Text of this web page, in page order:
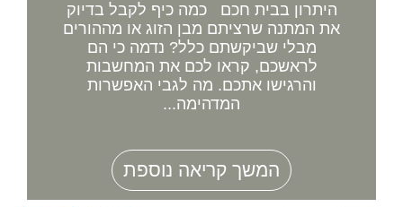
היתרון בבית חכם כמה כיף לקבל בדיוק
את המתנה שרציתם מבן הזוג או מההורים
מבלי שביקשתם כלל? נדמה כי הם
לראשכם, קראו לכם את המחשבות
והרגישו אתכם. מה לגבי האפשרות
המדהימה...
המשך קריאה נוספת